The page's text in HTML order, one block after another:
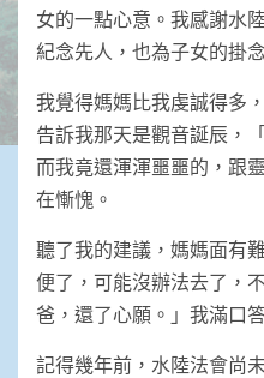
女的一點心意。我感謝水
紀念先人，也為子女的掛
我覺得媽媽比我虔誠得多
告訴我那天是觀音誕辰，
而我竟還渾渾噩噩的，跟
在慚愧。
聽了我的建議，媽媽面有
便了，可能沒辦法去了，
爸，還了心願。」我滿口
記得幾年前，水陸法會尚